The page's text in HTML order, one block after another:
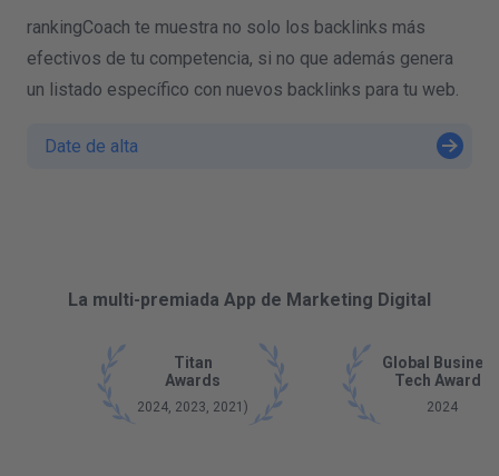
rankingCoach te muestra no solo los backlinks más
efectivos de tu competencia, si no que además genera
un listado específico con nuevos backlinks para tu web.
Date de alta
La multi-premiada App de Marketing Digital
Titan
Awards
2024, 2023, 2021)
Global
Tech Awards
2024